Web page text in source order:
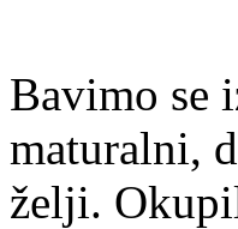
Bavimo se
maturalni,
želji.